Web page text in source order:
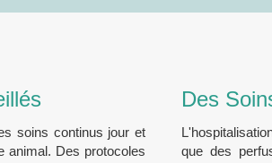
soins continus jour et
animal. Des protocoles
Des
que des